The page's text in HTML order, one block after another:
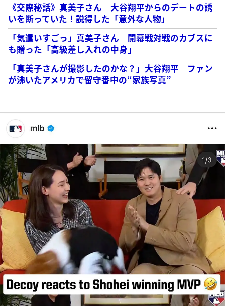
《交際秘話》真美子さん 大谷翔平からのデートの誘
いを断っていた！説得した「意外な人物」
「気遣いすごっ」真美子さん 開幕戦対戦のカブスに
も贈った「高級差し入れの中身」
「真美子さんが撮影したのかな？」大谷翔平 ファン
が沸いたアメリカで留守番中の“家族写真”